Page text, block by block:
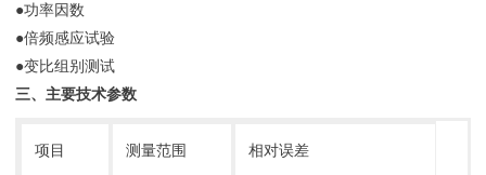
●功率因数
●倍频感应试验
●变比组别测试
三、主要技术参数
项目 测量范围 相对误差